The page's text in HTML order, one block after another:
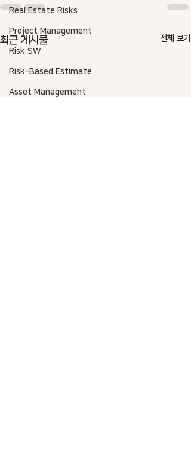
Real Estate Risks
Project Management
Risk SW
Risk-Based Estimate
Asset Management
최근 게시물 전체 보기